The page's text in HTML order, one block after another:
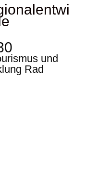
und
Rad